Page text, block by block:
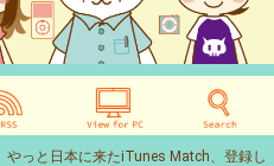
やっと日本に来たiTunes Match、登録し